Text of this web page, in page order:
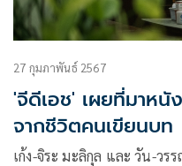
27 กุมภาพันธ์ 2567
'จีดีเอช' เผยที่มาหนั
จากชีวิตคนเขียนบท
เก้ง-จิระ มะลิกุล และ วัน-ว